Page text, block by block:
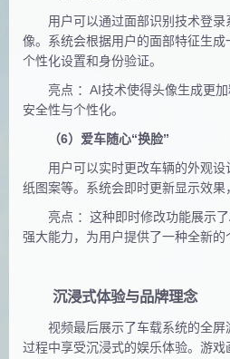
用户可以通过面部识别技术登
像。系统会根据用户的面部特征生
个性化设置和身份验证。
亮点 ：AI技术使得头像生成更
安全性与个性化。
（6）爱车随心“换脸”
用户可以实时更改车辆的外观
纸图案等。系统会即时更新显示效果
亮点 ：这种即时修改功能展示
强大能力，为用户提供了一种全新的
沉浸式体验与品牌理念
视频最后展示了车载系统的全
过程中享受沉浸式的娱乐体验。游